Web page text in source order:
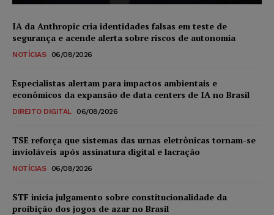
IA da Anthropic cria identidades falsas em teste de
segurança e acende alerta sobre riscos de autonomia
NOTÍCIAS 06/08/2026
Especialistas alertam para impactos ambientais e
econômicos da expansão de data centers de IA no Brasil
DIREITO DIGITAL 06/08/2026
TSE reforça que sistemas das urnas eletrônicas tornam-se
invioláveis após assinatura digital e lacração
NOTÍCIAS 06/08/2026
STF inicia julgamento sobre constitucionalidade da
proibição dos jogos de azar no Brasil